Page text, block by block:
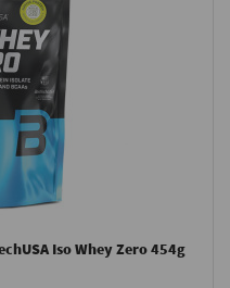
Iso Whey Zero 454g